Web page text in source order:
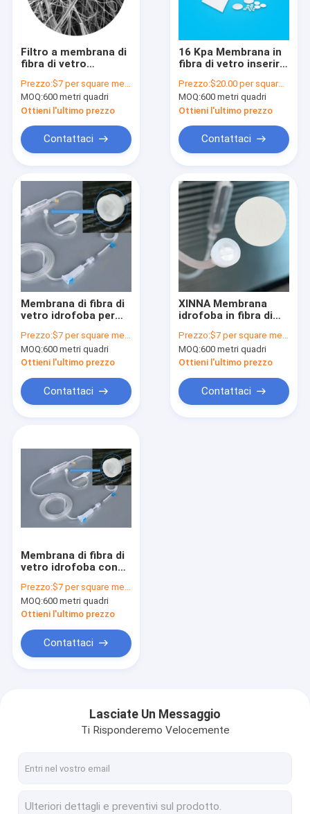
Su di noi
Contattaci
Chiedi un preventivo
Filtri per siringhe di laboratorio
Filtro a membrana di
fibra di vetro
microporous
equivalente a
membrana GVS GF
Prezzo:$7 per square meter
MOQ:600 metri quadri
Ottieni l'ultimo prezzo
Contattaci
16 Kpa Membrana in
fibra di vetro inserire
Membrana di
aspirazione dell'aria
Prezzo:$20.00 per square meter
MOQ:600 metri quadri
Ottieni l'ultimo prezzo
Contattaci
Membrana di fibra di
vetro idrofoba per
dell' aria nei set di
infusione
endovenosa
Prezzo:$7 per square meter
MOQ:600 metri quadri
Ottieni l'ultimo prezzo
Contattaci
XINNA Membrana
idrofoba in fibra di
applicazioni mediche
e di laboratorio
Prezzo:$7 per square meter
MOQ:600 metri quadri
Ottieni l'ultimo prezzo
Contattaci
Membrana di fibra di
vetro idrofoba con
tra 0,22 μM e 20 μM
Prezzo:$7 per square meter
MOQ:600 metri quadri
Ottieni l'ultimo prezzo
Contattaci
Lasciate Un Messaggio
Ti Risponderemo Velocemente